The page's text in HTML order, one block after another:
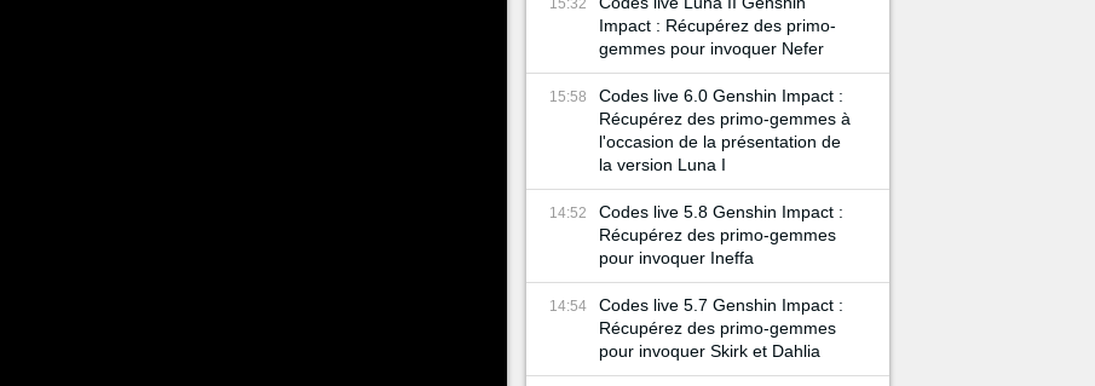
15:32
Impact : Récupérez des primo-
gemmes pour invoquer Nefer
15:58
Codes live 6.0 Genshin Impact :
Récupérez des primo-gemmes à
l'occasion de la présentation de
la version Luna I
14:52
Codes live 5.8 Genshin Impact :
Récupérez des primo-gemmes
pour invoquer Ineffa
14:54
Codes live 5.7 Genshin Impact :
Récupérez des primo-gemmes
pour invoquer Skirk et Dahlia